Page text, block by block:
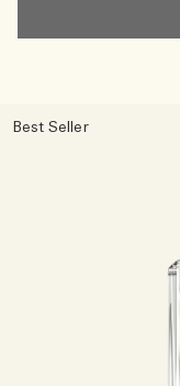
Best Seller